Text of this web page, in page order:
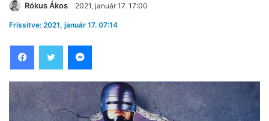
Rókus Ákos 2021, január 17. 17:00
Frissítve: 2021, január 17. 07:14